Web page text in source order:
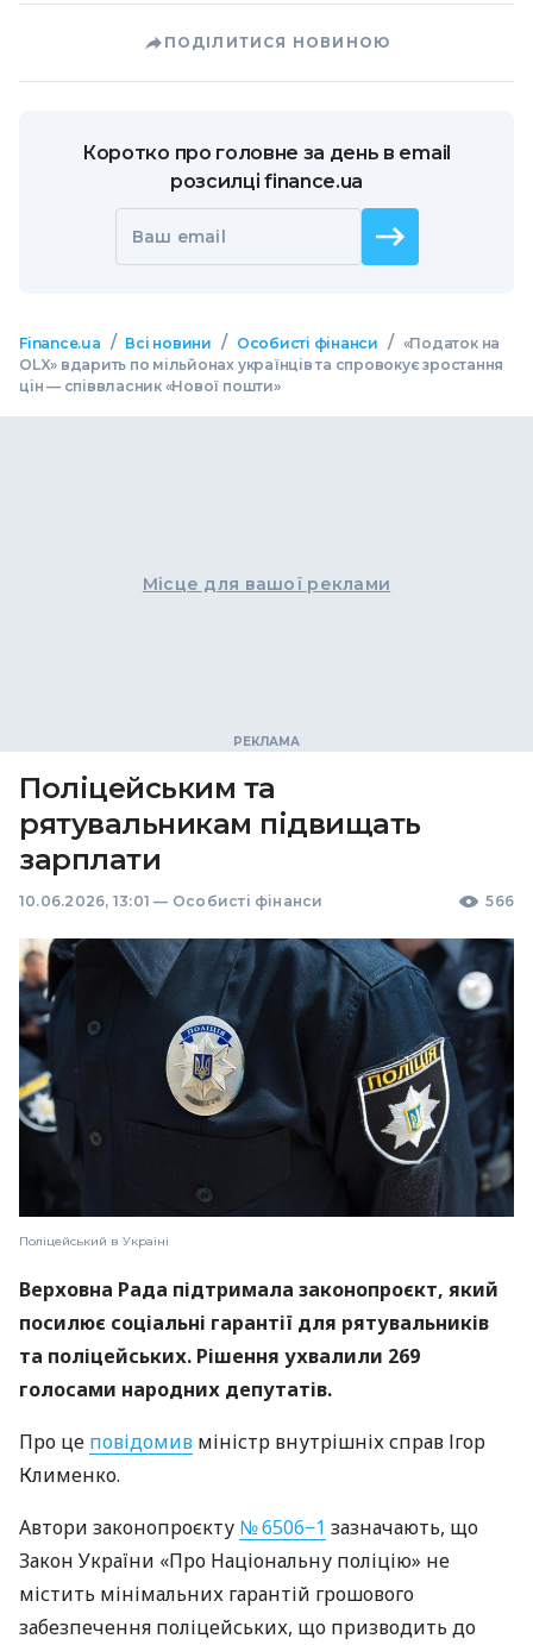
ПОДІЛИТИСЯ НОВИНОЮ
Коротко про головне за день в email
розсилці finance.ua
Ваш email
Finance.ua / Всі новини / Особисті фінанси / «Податок на
OLX» вдарить по мільйонах українців та спровокує зростання
цін — співвласник «Нової пошти»
Місце для вашої реклами
Поліцейським та
рятувальникам підвищать
зарплати
10.06.2026, 13:01 — Особисті фінанси 566
Поліцейський в Україні
Верховна Рада підтримала законопроєкт, який
посилює соціальні гарантії для рятувальників
та поліцейських. Рішення ухвалили 269
голосами народних депутатів.
Про це повідомив міністр внутрішніх справ Ігор
Клименко.
Автори законопроєкту № 6506−1 зазначають, що
Закон України «Про Національну поліцію» не
містить мінімальних гарантій грошового
забезпечення поліцейських, що призводить до